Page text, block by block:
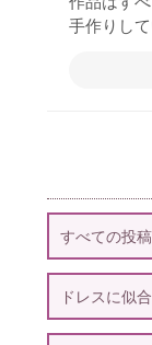
手作りして
すべての投
ドレスに似